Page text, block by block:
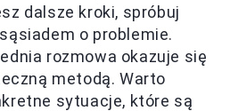
dalsze kroki, spróbuj
o problemie.
rozmowa okazuje się
metodą. Warto
sytuacje, które są